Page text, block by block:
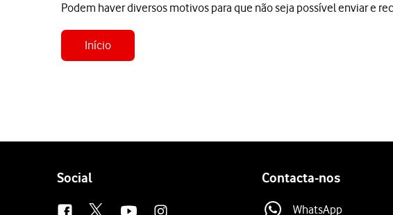
Podem haver diversos motivos para que não seja possível enviar e
Início
Follow
Social Contacta-nos
WhatsApp